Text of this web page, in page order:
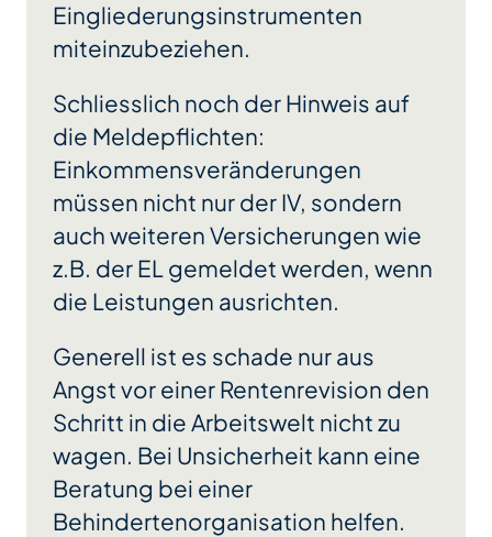
Eingliederungsinstrumenten
miteinzubeziehen.
Schliesslich noch der Hinweis auf
die Meldepflichten:
Einkommensveränderungen
müssen nicht nur der IV, sondern
auch weiteren Versicherungen wie
z.B. der EL gemeldet werden, wenn
die Leistungen ausrichten.
Generell ist es schade nur aus
Angst vor einer Rentenrevision den
Schritt in die Arbeitswelt nicht zu
wagen. Bei Unsicherheit kann eine
Beratung bei einer
Behindertenorganisation helfen.